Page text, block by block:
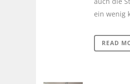
ein wenig
READ